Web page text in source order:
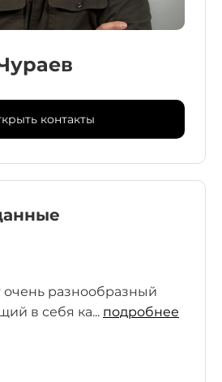
контакты
разнообразный
в себя ка... подробнее